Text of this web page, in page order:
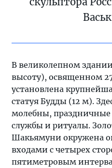
В великолепном
высоту), освященном 27
установлена
статуя Будды (12 м).
молебны,
службы и ритуалы.
Шакьямуни окружена
входами с четырех
пятиметровым